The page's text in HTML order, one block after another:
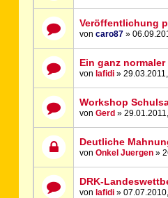
Veröffentlichung
voncaro87 »
Ein ganz normaler
von lafidi »
Workshop
vonGerd »
Deutliche
vonOnkel Juergen »
DRK-
von lafidi »